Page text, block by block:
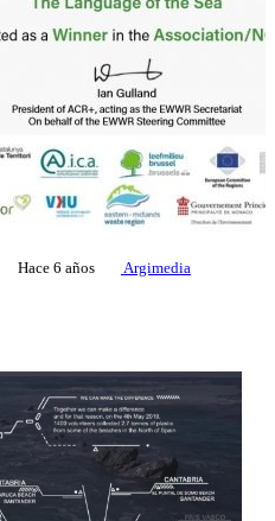
Hace 6 años Argimedia